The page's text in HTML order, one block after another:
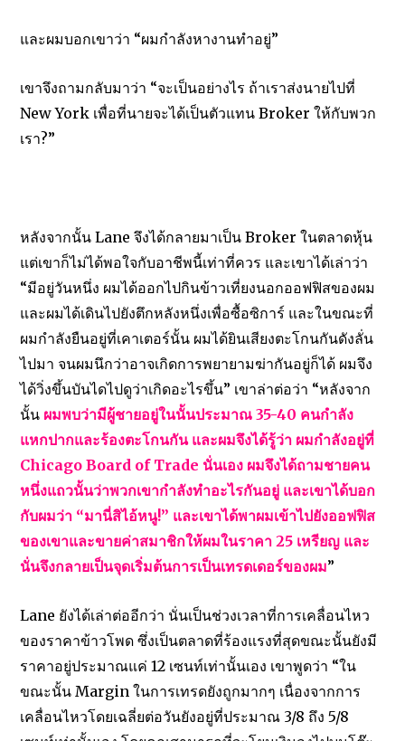
และผมบอกเขาว่า “ผมกำลังหางานทำอยู่”
เขาจึงถามกลับมาว่า “จะเป็นอย่างไร ถ้าเราส่งนายไปที่
New York เพื่อที่นายจะได้เป็นตัวแทน Broker ให้กับพวก
เรา?”
หลังจากนั้น Lane จึงได้กลายมาเป็น Broker ในตลาดหุ้น
แต่เขาก็ไม่ได้พอใจกับอาชีพนี้เท่าที่ควร และเขาได้เล่าว่า
“มีอยู่วันหนึ่ง ผมได้ออกไปกินข้าวเที่ยงนอกออฟฟิสของผม
และผมได้เดินไปยังตึกหลังหนึ่งเพื่อซื้อซิการ์ และในขณะที่
ผมกำลังยืนอยู่ที่เคาเตอร์นั้น ผมได้ยินเสียงตะโกนกันดังลั่น
ไปมา จนผมนึกว่าอาจเกิดการพยายามฆ่ากันอยู่ก็ได้ ผมจึง
ได้วิ่งขึ้นบันไดไปดูว่าเกิดอะไรขึ้น” เขาล่าต่อว่า “หลังจาก
นั้น ผมพบว่ามีผู้ชายอยู่ในนั้นประมาณ 35-40 คนกำลัง
แหกปากและร้องตะโกนกัน และผมจึงได้รู้ว่า ผมกำลังอยู่ที่
Chicago Board of Trade นั่นเอง ผมจึงได้ถามชายคน
หนึ่งแถวนั้นว่าพวกเขากำลังทำอะไรกันอยู่ และเขาได้บอก
กับผมว่า “มานี่สิไอ้หนู!” และเขาได้พาผมเข้าไปยังออฟฟิส
ของเขาและขายค่าสมาชิกให้ผมในราคา 25 เหรียญ และ
นั่นจึงกลายเป็นจุดเริ่มต้นการเป็นเทรดเดอร์ของผม”
Lane ยังได้เล่าต่ออีกว่า นั่นเป็นช่วงเวลาที่การเคลื่อนไหว
ของราคาข้าวโพด ซึ่งเป็นตลาดที่ร้องแรงที่สุดขณะนั้นยังมี
ราคาอยู่ประมาณแค่ 12 เซนท์เท่านั้นเอง เขาพูดว่า “ใน
ขณะนั้น Margin ในการเทรดยังถูกมากๆ เนื่องจากการ
เคลื่อนไหวโดยเฉลี่ยต่อวันยังอยู่ที่ประมาณ 3/8 ถึง 5/8